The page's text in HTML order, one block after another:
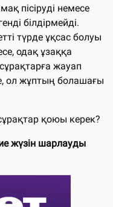
пісіруді немесе
білдірмейді.
түрде ұқсас болуы
одақ ұзаққа
жауап
ол жұптың болашағы
қоюы керек?
жүзін шарлауды